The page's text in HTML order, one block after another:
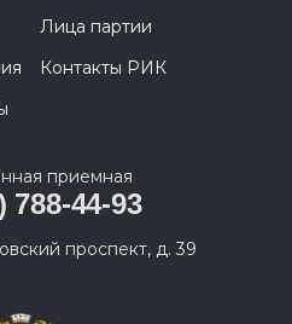
Лица партии
Контакты РИК
приемная
788-44-93
проспект, д. 39